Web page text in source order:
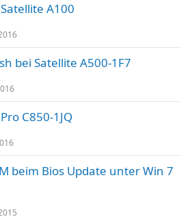
A100
bei Satellite A500-1F7
C850-1JQ
beim Bios Update unter Win 7